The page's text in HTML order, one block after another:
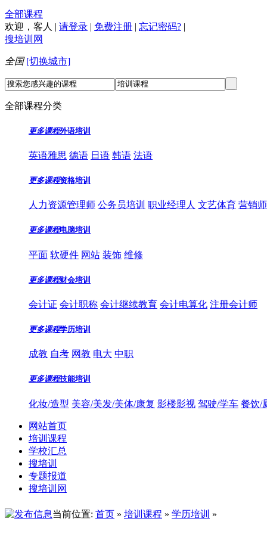
全部课程
欢迎， 客人 | 请登录 | 免费注册 | 忘记密码? |
搜培训网
全国 [切换城市]
全部课程分类
更多课程外语培训
英语雅思 德语 日语 韩语 法语
更多课程资格培训
人力资源管理师 公务员培训 职业经理人 文艺体育 营销
更多课程电脑培训
平面 软硬件 网站 装饰 维修
更多课程财会培训
会计证 会计职称 会计继续教育 会计电算化 注册会计师
更多课程学历培训
成教 自考 网教 电大 中职
更多课程技能培训
化妆/造型 美容/美发/美体/康复 影楼影视 驾驶/学车 餐饮/
网站首页
培训课程
学校汇总
搜培训
专题报道
搜培训网
当前位置: 首页 » 培训课程 » 学历培训 »